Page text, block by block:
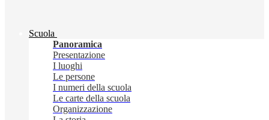
Scuola
Panoramica
Presentazione
I luoghi
Le persone
I numeri della scuola
Le carte della scuola
Organizzazione